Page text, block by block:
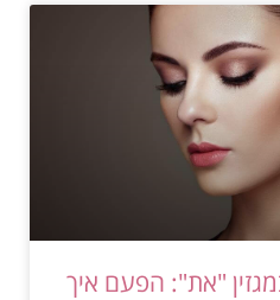
"את": הפעם איך